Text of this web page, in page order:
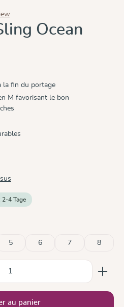
Ocean
la fin du portage
M favorisant le bon
2-4 Tage
5 6 7 8
la quantité souhaitée
au panier